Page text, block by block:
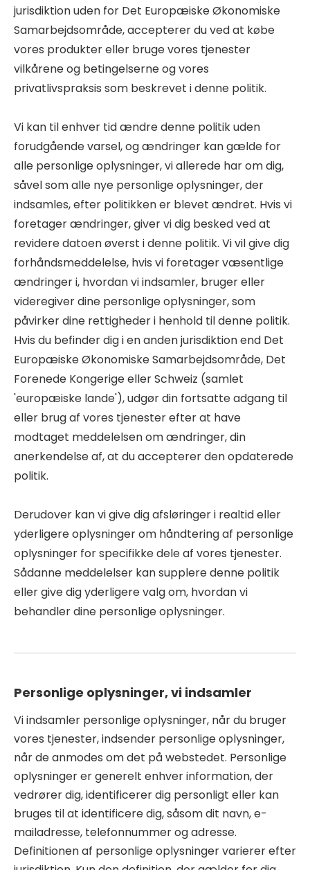
jurisdiktion uden for Det Europæiske Økonomiske
Samarbejdsområde, accepterer du ved at købe
vores produkter eller bruge vores tjenester
vilkårene og betingelserne og vores
privatlivspraksis som beskrevet i denne politik.
Vi kan til enhver tid ændre denne politik uden
forudgående varsel, og ændringer kan gælde for
alle personlige oplysninger, vi allerede har om dig,
såvel som alle nye personlige oplysninger, der
indsamles, efter politikken er blevet ændret. Hvis vi
foretager ændringer, giver vi dig besked ved at
revidere datoen øverst i denne politik. Vi vil give dig
forhåndsmeddelelse, hvis vi foretager væsentlige
ændringer i, hvordan vi indsamler, bruger eller
videregiver dine personlige oplysninger, som
påvirker dine rettigheder i henhold til denne politik.
Hvis du befinder dig i en anden jurisdiktion end Det
Europæiske Økonomiske Samarbejdsområde, Det
Forenede Kongerige eller Schweiz (samlet
'europæiske lande'), udgør din fortsatte adgang til
eller brug af vores tjenester efter at have
modtaget meddelelsen om ændringer, din
anerkendelse af, at du accepterer den opdaterede
politik.
Derudover kan vi give dig afsløringer i realtid eller
yderligere oplysninger om håndtering af personlige
oplysninger for specifikke dele af vores tjenester.
Sådanne meddelelser kan supplere denne politik
eller give dig yderligere valg om, hvordan vi
behandler dine personlige oplysninger.
Personlige oplysninger, vi indsamler
Vi indsamler personlige oplysninger, når du bruger
vores tjenester, indsender personlige oplysninger,
når de anmodes om det på webstedet. Personlige
oplysninger er generelt enhver information, der
vedrører dig, identificerer dig personligt eller kan
bruges til at identificere dig, såsom dit navn, e-
mailadresse, telefonnummer og adresse.
Definitionen af ​​personlige oplysninger varierer efter